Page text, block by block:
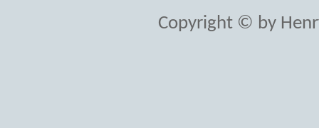
Copyright © by